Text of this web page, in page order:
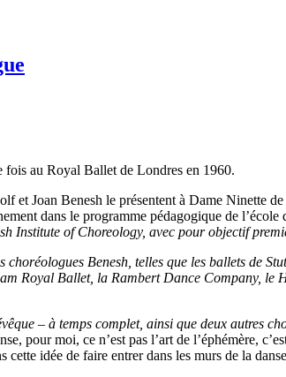
fois au Royal Ballet de Londres en 1960.
et Joan Benesh le présentent à Dame Ninette
dans le programme pédagogique de
Institute of Choreology, avec pour objectif
Benesh, telles que les ballets de
Royal Ballet, la Rambert Dance Company, le
– à temps complet, ainsi que deux autres
pour moi, ce n’est pas l’art de l’éphémère,
idée de faire entrer dans les murs de la